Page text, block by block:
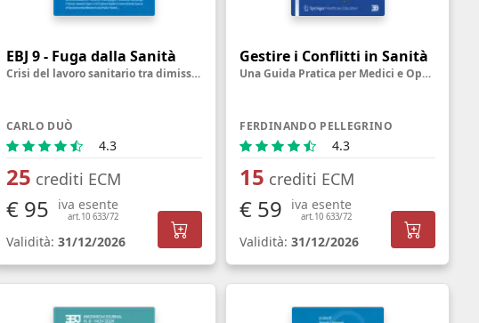
EBJ 9 - Fuga dalla Sanità
Crisi del lavoro sanitario tra dimissioni silenziose, disimpegno emotivo e sfide per il benessere
CARLO DUÒ
4.3
25 crediti ECM
€ 95 iva esente
art.10 633/72
Validità:31/12/2026
Gestire i Conflitti in Sanità
Una Guida Pratica per Medici e Operatori Sanitari
FERDINANDO PELLEGRINO
4.3
15 crediti ECM
€ 59 iva esente
art.10 633/72
Validità:31/12/2026